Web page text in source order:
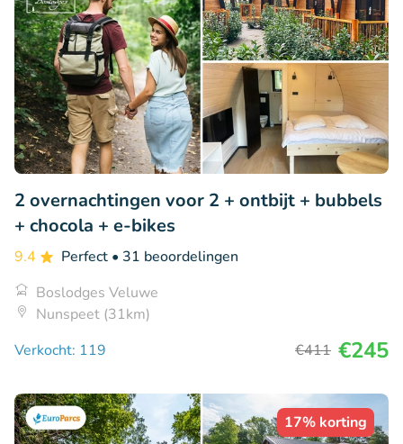
2 overnachtingen voor 2 + ontbijt + bubbels
+ chocola + e-bikes
9.4 Perfect • 31 beoordelingen
Boslodges Veluwe
Nunspeet (31km)
Verkocht: 119
€411 €245
17% korting